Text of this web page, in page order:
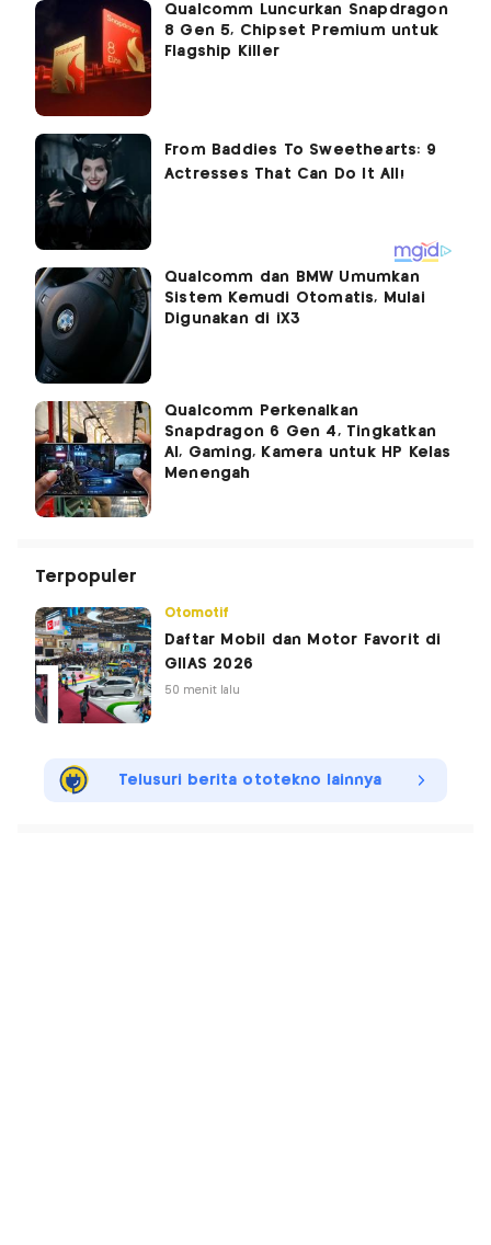
Qualcomm Luncurkan Snapdragon
8 Gen 5, Chipset Premium untuk
Flagship Killer
Qualcomm dan BMW Umumkan
Sistem Kemudi Otomatis, Mulai
Digunakan di iX3
Qualcomm Perkenalkan
Snapdragon 6 Gen 4, Tingkatkan
AI, Gaming, Kamera untuk HP Kelas
Menengah
Terpopuler
Otomotif
Daftar Mobil dan Motor Favorit di
GIIAS 2026
50 menit lalu
Telusuri berita ototekno lainnya